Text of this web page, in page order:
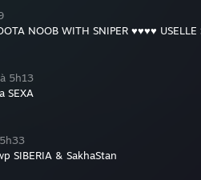
NOOB WITH SNIPER ♥♥♥♥
5h13
SEXA
SIBERIA & SakhaStan